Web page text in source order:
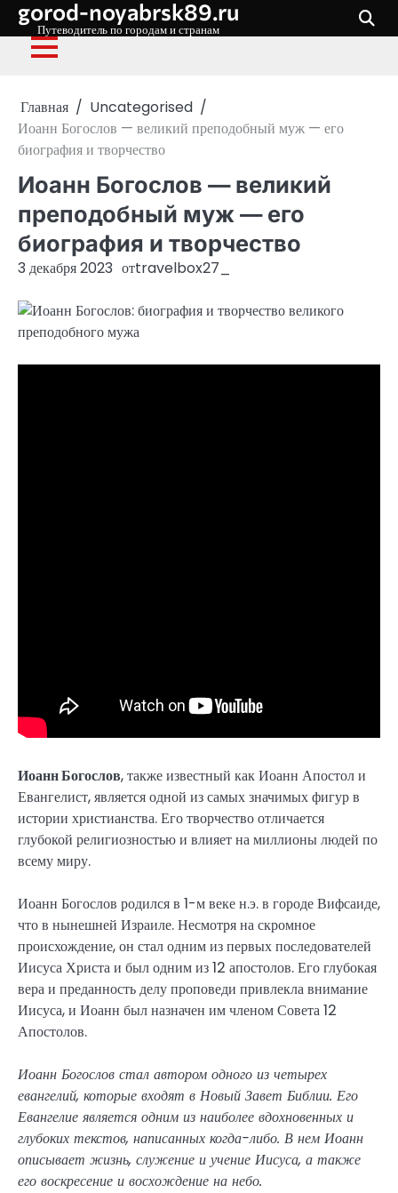
Перейти
содержимому
gorod-noyabrsk89.ru
Путеводитель по городам и странам
Главная
Uncategorised
Иоанн Богослов — великий преподобный муж — его
биография и творчество
Иоанн Богослов — великий
преподобный муж — его
биография и творчество
3 декабря 2023 отtravelbox27_
Иоанн Богослов, также известный как Иоанн Апостол и
Евангелист, является одной из самых значимых фигур в
истории христианства. Его творчество отличается
глубокой религиозностью и влияет на миллионы людей по
всему миру.
Иоанн Богослов родился в 1-м веке н.э. в городе Вифсаиде,
что в нынешней Израиле. Несмотря на скромное
происхождение, он стал одним из первых последователей
Иисуса Христа и был одним из 12 апостолов. Его глубокая
вера и преданность делу проповеди привлекла внимание
Иисуса, и Иоанн был назначен им членом Совета 12
Апостолов.
Иоанн Богослов стал автором одного из четырех
евангелий, которые входят в Новый Завет Библии. Его
Евангелие является одним из наиболее вдохновенных и
глубоких текстов, написанных когда-либо. В нем Иоанн
описывает жизнь, служение и учение Иисуса, а также
его воскресение и восхождение на небо.